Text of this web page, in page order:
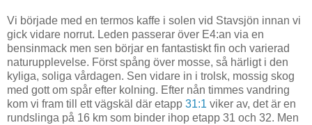
Vi började med en termos kaffe i solen vid Stavsjön innan vi
gick vidare norrut. Leden passerar över E4:an via en
bensinmack men sen börjar en fantastiskt fin och varierad
naturupplevelse. Först spång över mosse, så härligt i den
kyliga, soliga vårdagen. Sen vidare in i trolsk, mossig skog
med gott om spår efter kolning. Efter nån timmes vandring
kom vi fram till ett vägskäl där etapp 31:1 viker av, det är en
rundslinga på 16 km som binder ihop etapp 31 och 32. Men